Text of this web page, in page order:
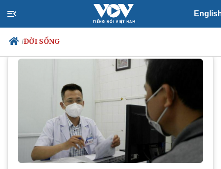
/ĐỜI SỐNG
Tổ chức nhân sự
Nhận diện sự thật
Tin 24h
Dự báo thời tiết
Giáo dục
Dấu ấn VOV
Việc làm
Biển đảo
ĐỜI SỐNG